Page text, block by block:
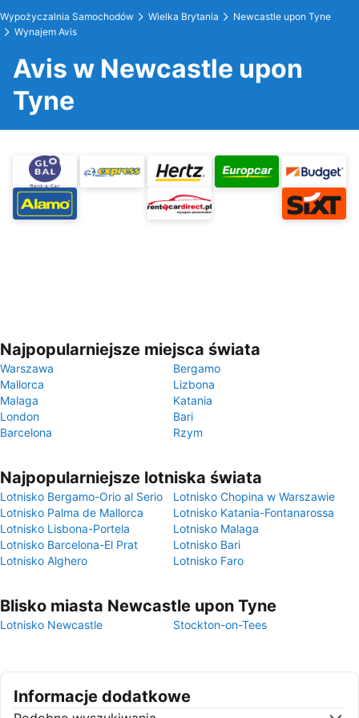
Wypożyczalnia Samochodów Wielka Brytania
Newcastle upon Tyne
Wynajem Avis
Avis w Newcastle upon
Tyne
Najpopularniejsze miejsca świata
Warszawa
Bergamo
Mallorca
Lizbona
Malaga
Katania
London
Bari
Barcelona
Rzym
Najpopularniejsze lotniska świata
Lotnisko Bergamo-Orio al Serio
Lotnisko Chopina w Warszawie
Lotnisko Palma de Mallorca
Lotnisko Katania-Fontanarossa
Lotnisko Lisbona-Portela
Lotnisko Malaga
Lotnisko Barcelona-El Prat
Lotnisko Bari
Lotnisko Alghero
Lotnisko Faro
Blisko miasta Newcastle upon Tyne
Lotnisko Newcastle Stockton-on-Tees
Informacje dodatkowe